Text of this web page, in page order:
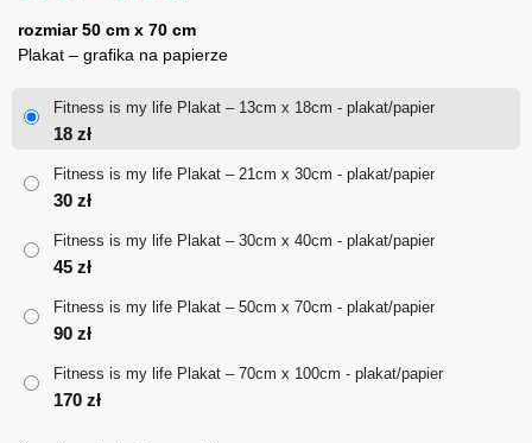
cen:
18 zł
do
rozmiar 50 cm x 70 cm
Plakat – grafika na papierze
Fitness is my life Plakat – 13cm x 18cm - plakat/papier
18 zł
Fitness is my life Plakat – 21cm x 30cm - plakat/papier
30 zł
Fitness is my life Plakat – 30cm x 40cm - plakat/papier
45 zł
Fitness is my life Plakat – 50cm x 70cm - plakat/papier
90 zł
Fitness is my life Plakat – 70cm x 100cm - plakat/papier
170 zł